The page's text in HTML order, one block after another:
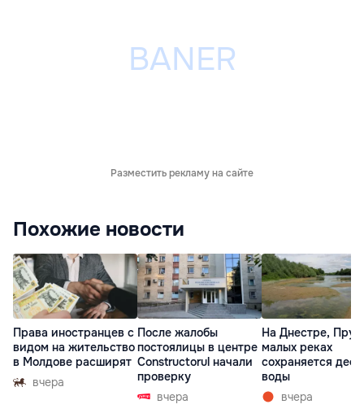
Разместить рекламу на сайте
Похожие новости
Права иностранцев с
видом на жительство
в Молдове расширят
вчера
После жалобы
постоялицы в центре
Constructorul начали
проверку
вчера
На Днестре,
малых реках
сохраняется
воды
вчера